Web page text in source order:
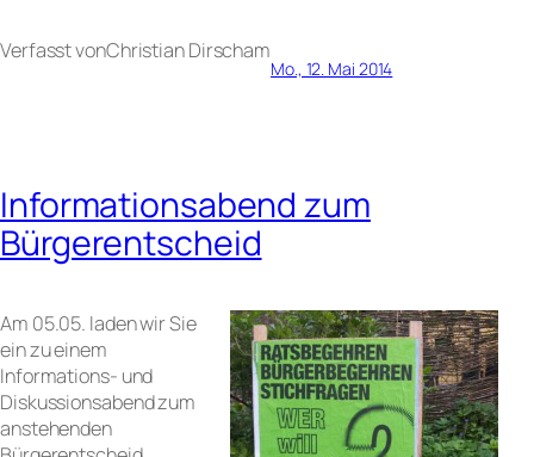
Verfasst vonChristian Dirscham
Mo., 12. Mai 2014
Informationsabend zum
Bürgerentscheid
Am 05.05. laden wir Sie
ein zu einem
Informations- und
Diskussionsabend zum
anstehenden